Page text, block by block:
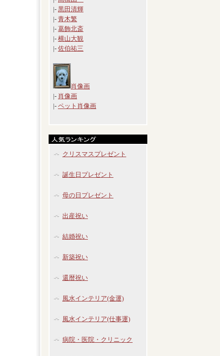
|- 黒田清輝
|- 青木繁
|- 葛飾北斎
|- 横山大観
|- 佐伯祐三
肖像画
|- 肖像画
|- ペット肖像画
クリスマスプレゼント
誕生日プレゼント
母の日プレゼント
出産祝い
結婚祝い
新築祝い
還暦祝い
風水インテリア(金運)
風水インテリア(仕事運)
病院・医院・クリニック